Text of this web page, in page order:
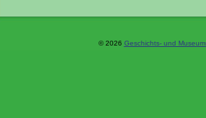
© 2026 Geschichts- und